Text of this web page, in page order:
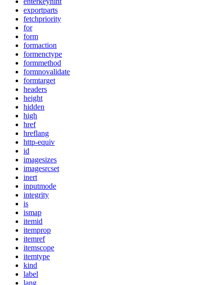
exportparts
fetchpriority
for
form
formaction
formenctype
formmethod
formnovalidate
formtarget
headers
height
hidden
high
href
hreflang
http-equiv
id
imagesizes
imagesrcset
inert
inputmode
integrity
is
ismap
itemid
itemprop
itemref
itemscope
itemtype
kind
label
lang